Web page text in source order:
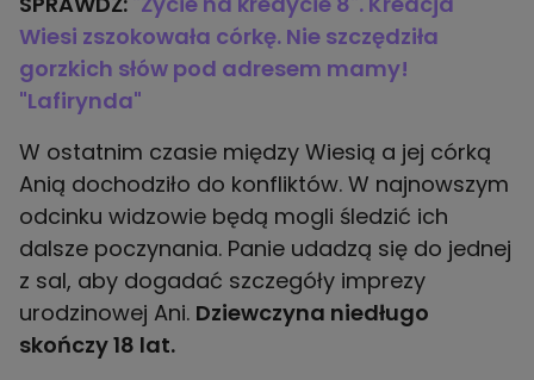
Wiesi zszokowała córkę. Nie szczędziła
gorzkich słów pod adresem mamy!
"Lafirynda"
W ostatnim czasie między Wiesią a jej córką
Anią dochodziło do konfliktów. W najnowszym
odcinku widzowie będą mogli śledzić ich
dalsze poczynania. Panie udadzą się do jednej
z sal, aby dogadać szczegóły imprezy
urodzinowej Ani. Dziewczyna niedługo
skończy 18 lat.